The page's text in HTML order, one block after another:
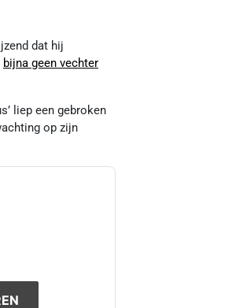
dat hij
bijna geen vechter
liep een gebroken
op zijn